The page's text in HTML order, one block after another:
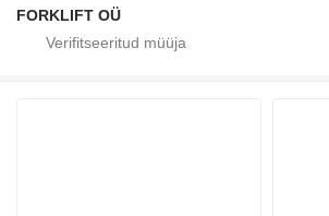
FORKLIFT OÜ